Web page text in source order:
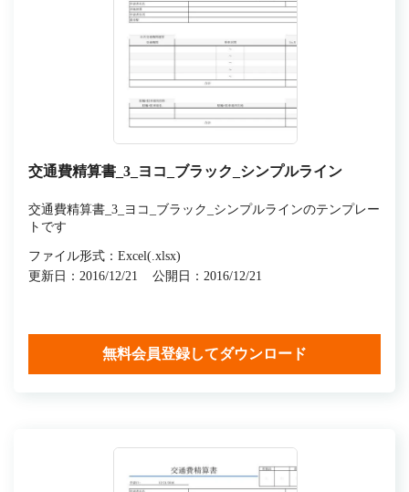
交通費精算書_3_ヨコ_ブラック_シンプルライン
交通費精算書_3_ヨコ_ブラック_シンプルラインのテンプレー
トです
ファイル形式：Excel(.xlsx)
更新日：2016/12/21
公開日：2016/12/21
無料会員登録してダウンロード